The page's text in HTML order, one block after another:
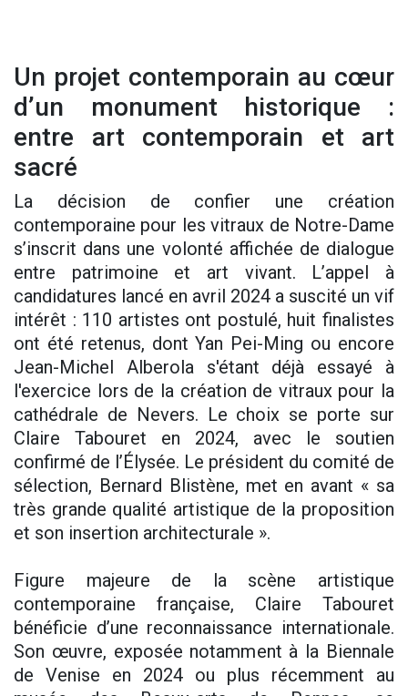
Un projet contemporain au cœur
d’un monument historique :
entre art contemporain et art
sacré
La décision de confier une création
contemporaine pour les vitraux de Notre-Dame
s’inscrit dans une volonté affichée de dialogue
entre patrimoine et art vivant. L’appel à
candidatures lancé en avril 2024 a suscité un vif
intérêt : 110 artistes ont postulé, huit finalistes
ont été retenus, dont Yan Pei-Ming ou encore
Jean-Michel Alberola s'étant déjà essayé à
l'exercice lors de la création de vitraux pour la
cathédrale de Nevers. Le choix se porte sur
Claire Tabouret en 2024, avec le soutien
confirmé de l’Élysée. Le président du comité de
sélection, Bernard Blistène, met en avant « sa
très grande qualité artistique de la proposition
et son insertion architecturale ».
Figure majeure de la scène artistique
contemporaine française, Claire Tabouret
bénéficie d’une reconnaissance internationale.
Son œuvre, exposée notamment à la Biennale
de Venise en 2024 ou plus récemment au